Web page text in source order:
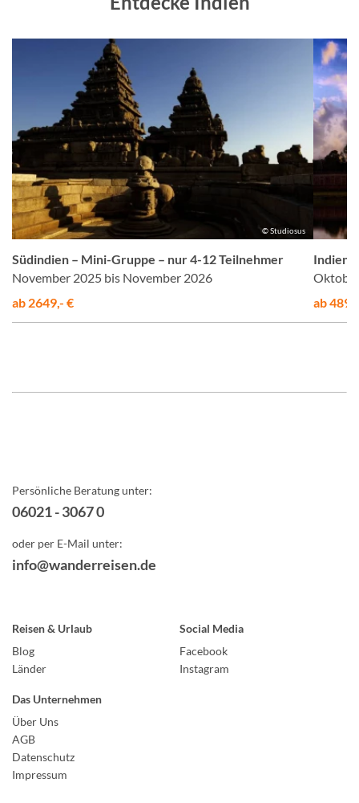
© Studiosus
Südindien – Mini-Gruppe – nur 4-12 Teilnehmer
November 2025 bis November 2026
ab 2649,- €
Indien
ab
Persönliche Beratung unter:
06021 - 3067 0
oder per E-Mail unter:
info@wanderreisen.de
Reisen & Urlaub
Blog
Länder
Social Media
Facebook
Instagram
Das Unternehmen
Über Uns
AGB
Datenschutz
Impressum